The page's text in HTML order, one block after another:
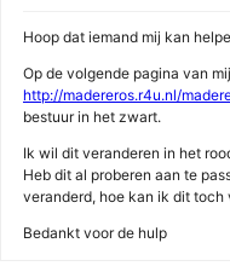
Hoop dat iemand mij kan
Op de volgende pagina van
http://madereros.r4u.nl/
bestuur in het zwart.
Ik wil dit veranderen in het
Heb dit al proberen aan te
veranderd, hoe kan ik dit toch
Bedankt voor de hulp